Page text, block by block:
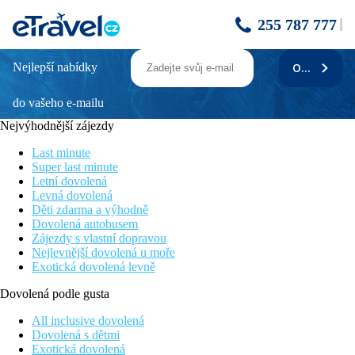
255 787 777
FELICIA VILLAGE
Poloha
s obchody a bary, a přibližně 19 km od městečka Side.
Autobusová zastávka je ve vzdálenosti 800 m od hotelu. Letiště
v Antalyi je vzdáleno 85 km od hotelu
Popis hotelu
Při příjezdu na hotel budete přivítáni příjemnou obsluhou
recepce, která vám bude k dispozici po celý váš pobyt.
Samozřejmostí je hlavní restaurace, tématické restaurace s
také obchod se suvenýry a konferenční prostory. Ve veřejných
Popis pokoje
Nejlepší nabídky
do vašeho e-mailu
ODEBÍRAT
Nejvýhodnější zájezdy
Last minute
Super last minute
Letní dovolená
Levná dovolená
Děti zdarma a výhodně
Dovolená autobusem
Zájezdy s vlastní dopravou
Nejlevnější dovolená u moře
Exotická dovolená levně
Dovolená podle gusta
All inclusive dovolená
Dovolená s dětmi
Exotická dovolená